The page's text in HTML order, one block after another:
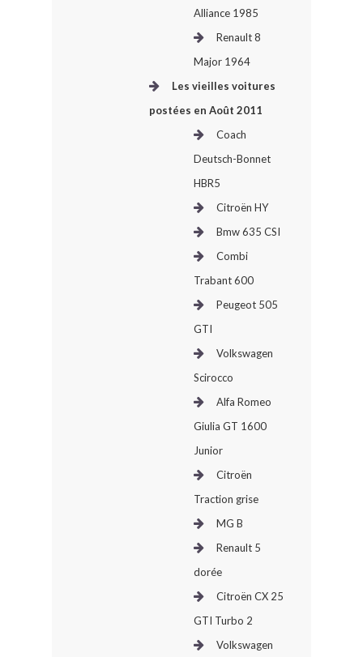
Alliance 1985
Renault 8
Major 1964
Les vieilles voitures
postées en Août 2011
Coach
Deutsch-Bonnet
HBR5
Citroën HY
Bmw 635 CSI
Combi
Trabant 600
Peugeot 505
GTI
Volkswagen
Scirocco
Alfa Romeo
Giulia GT 1600
Junior
Citroën
Traction grise
MG B
Renault 5
dorée
Citroën CX 25
GTI Turbo 2
Volkswagen